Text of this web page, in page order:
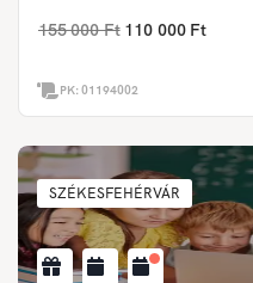
155 000 Ft 110 000 Ft
PK:01194002
SZÉKESFEHÉRVÁR